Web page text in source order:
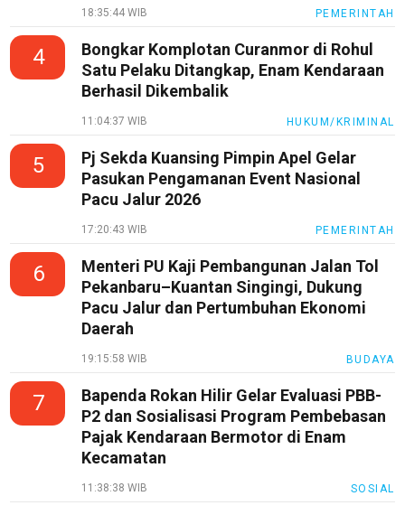
18:35:44 WIB PEMERINTAH
4
Bongkar Komplotan Curanmor di Rohul
Satu Pelaku Ditangkap, Enam Kendaraan
Berhasil Dikembalik
11:04:37 WIB HUKUM/KRIMINAL
5
Pj Sekda Kuansing Pimpin Apel Gelar
Pasukan Pengamanan Event Nasional
Pacu Jalur 2026
17:20:43 WIB PEMERINTAH
6
Menteri PU Kaji Pembangunan Jalan Tol
Pekanbaru–Kuantan Singingi, Dukung
Pacu Jalur dan Pertumbuhan Ekonomi
Daerah
19:15:58 WIB BUDAYA
7
Bapenda Rokan Hilir Gelar Evaluasi PBB-
P2 dan Sosialisasi Program Pembebasan
Pajak Kendaraan Bermotor di Enam
Kecamatan
11:38:38 WIB SOSIAL